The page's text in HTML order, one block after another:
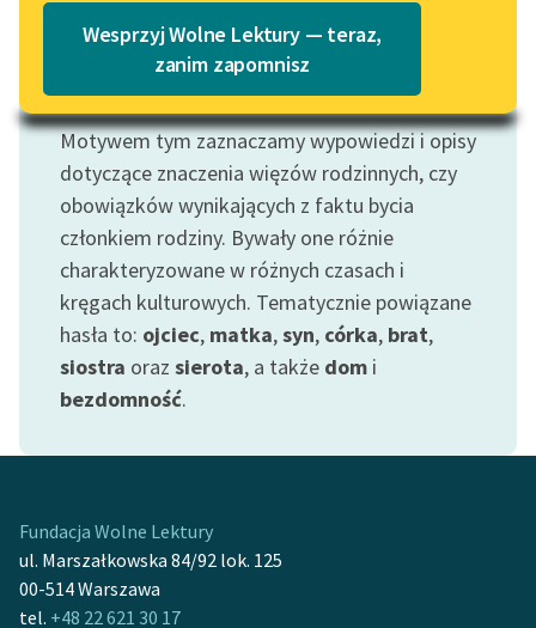
Lektury szkolne i klasyka
literatury do słuchania dla
uczennic i uczniów z
niepełnosprawnościami
E-kolekcja lektur
szkolnych i literatury do
słuchania dla uczennic i
uczniów z
niepełnosprawnościami
Feministyczne inspiracje.
Popularyzacja
feministycznej
Kolekcje edukacyjne
twórców przechodzących
do domeny publicznej,
Katalog w formacie PDF
Wesprzyj Wolne Lektury — teraz,
zanim zapomnisz
Motyw: Rodzina
Motywem tym zaznaczamy wypowiedzi i opisy
dotyczące znaczenia więzów rodzinnych, czy
obowiązków wynikających z faktu bycia
członkiem rodziny. Bywały one różnie
charakteryzowane w różnych czasach i
kręgach kulturowych. Tematycznie powiązane
hasła to: ojciec, matka,syn, córka, brat,
siostra oraz sierota, a także dom i
bezdomność.
Fundacja Wolne Lektury
ul. Marszałkowska 84/92 lok. 125
00-514 Warszawa
tel. +48 22 621 30 17